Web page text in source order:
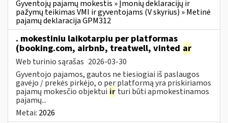
Gyventojų pajamų mokestis » Įmonių deklaracijų ir
pažymų teikimas VMI ir gyventojams (V skyrius) » Metinė
pajamų deklaracija GPM312
. mokestiniu laikotarpiu per platformas
(booking.com, airbnb, treatwell, vinted ar
Web turinio sąrašas 2026-03-30
Gyventojo pajamos, gautos ne tiesiogiai iš paslaugos
gavėjo / prekės pirkėjo, o per platformą yra priskiriamos
pajamų mokesčio objektui ir turi būti apmokestinamos
pajamų...
Metai: 2026